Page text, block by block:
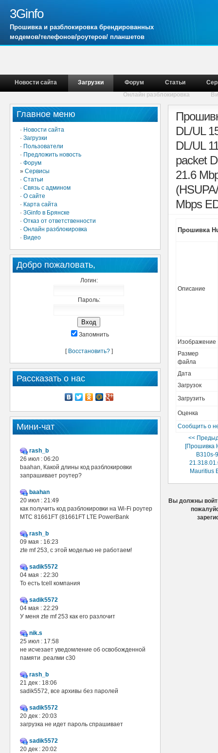
3Ginfo
Прошивка и разблокировка брендированных
модемов/телефонов/роутеров/ планшетов
Новости сайта Загрузки Форум Статьи
Онлайн разблокировка
Главное меню
· Новости сайта
· Загрузки
· Пользователи
· Предложить новость
· Форум
» Сервисы
· Статьи
· Связь с админом
· О сайте
· Карта сайта
· 3Ginfo в Брянске
· Отказ от ответственности
· Онлайн разблокировка
· Видео
Добро пожаловать,
Логин:
Пароль:
Запомнить
[ Восстановить?]
Рассказать о нас
Мини-чат
rash_b
26 июл : 06:20
baahan, Какой длины код разблокировки
запрашивает роутер?
baahan
20 июл : 21:49
как получить код разблокировки на Wi-Fi роутер
МТС 81661FT (81661FT LTE PowerBank
rash_b
09 мая : 16:23
zte mf 253, с этой моделью не работаем!
sadik5572
04 мая : 22:30
То есть tcell компания
sadik5572
04 мая : 22:29
У меня zte mf 253 как его разлочит
nik.s
25 июл : 17:58
не исчезает уведомление об освобожденной
памяти .реалми с30
rash_b
21 дек : 18:06
sadik5572, все архивы без паролей
sadik5572
20 дек : 20:03
загрузка не идет пароль спрашивает
sadik5572
20 дек : 20:02
DL/UL
DL/UL
packet
21.6
Mbps
Прошивка
Описание
Изображение
Размер
файла
Дата
Загрузок
Загрузить
Оценка
Сообщить о
<<
[Прошивка
B310s-
Mauritius
Вы должны